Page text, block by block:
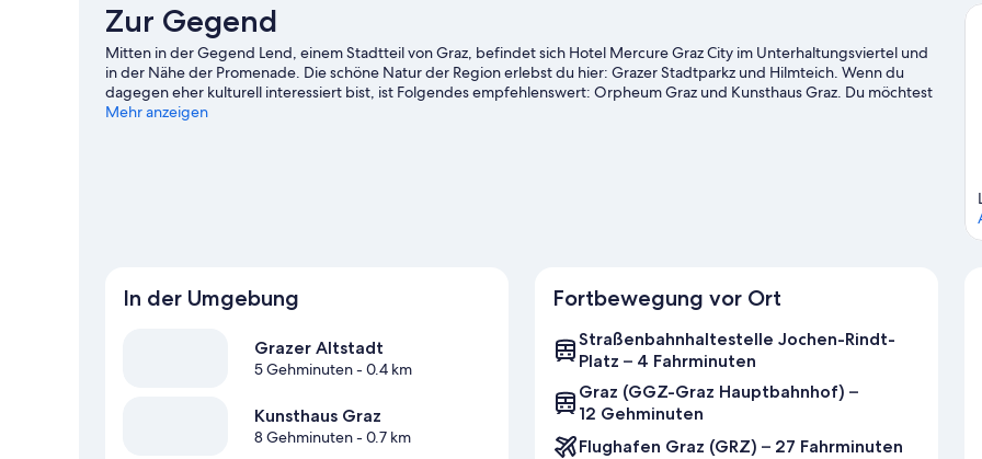
Zur Gegend
Mitten in der Gegend Lend, einem Stadtteil von Graz, befindet sich Hotel Mercure Graz City im Unterhaltungsviertel und
in der Nähe der Promenade. Die schöne Natur der Region erlebst du hier: Grazer Stadtparkz und Hilmteich. Wenn du
dagegen eher kulturell interessiert bist, ist Folgendes empfehlenswert: Orpheum Graz und Kunsthaus Graz. Du möchtest
deinen Aufenthalt in der Stadt mit dem Besuch eines spannenden Events oder einer Sportveranstaltung aufpeppen?
Mehr anzeigen
In der Umgebung
Grazer Altstadt
5 Gehminuten- 0.4 km
Kunsthaus Graz
8 Gehminuten- 0.7 km
Fortbewegung vor Ort
Straßenbahnhaltestelle Jochen-Rindt-
Platz – 4 Fahrminuten
Graz (GGZ-Graz Hauptbahnhof) –
12 Gehminuten
Flughafen Graz (GRZ) – 27 Fahrminuten